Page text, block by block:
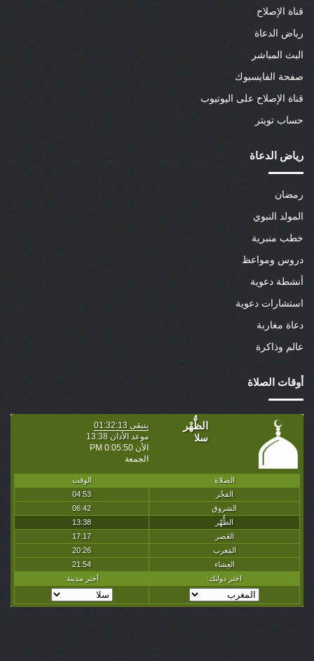
قناة الإصلاح
رياض الدعاة
البث المباشر
صفحة الفايسبوك
قناة الإصلاح على اليوتيوب
حساب تويتر
رياض الدعاة
رمضان
المولد النبوي
خطب منبرية
دروس ومواعظ
أنشطة دعوية
استشارات دعوية
دعاة مغاربة
عالم وذاكرة
أوقات الصلاة